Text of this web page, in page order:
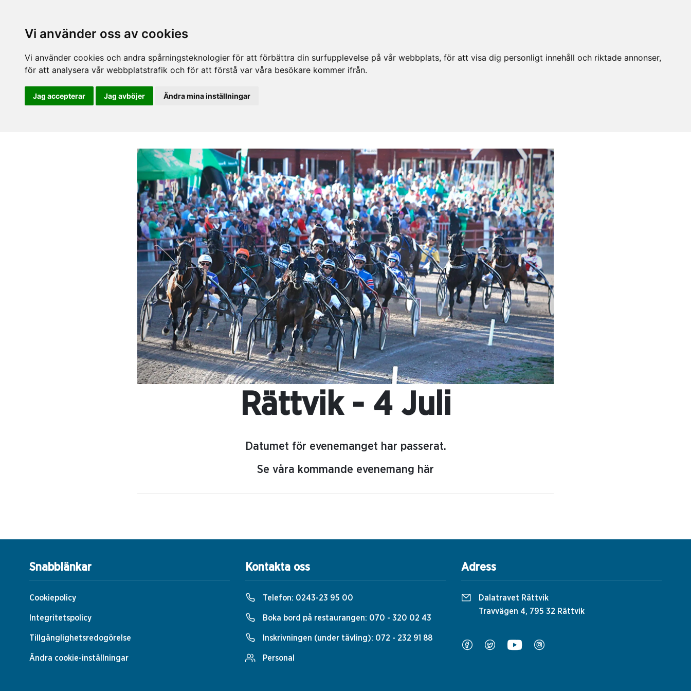
Vi använder oss av cookies
Vi använder cookies och andra spårningsteknologier för att förbättra din surfupplevelse på vår webbplats, för att visa dig personligt innehåll och riktade annonser,
för att analysera vår webbplatstrafik och för att förstå var våra besökare kommer ifrån.
Jag accepterar Jag avböjer Ändra mina inställningar
Rättvik - 4 Juli
Datumet för evenemanget har passerat.
Se våra kommande evenemang här
Snabblänkar
Cookiepolicy
Integritetspolicy
Tillgänglighetsredogörelse
Ändra cookie-inställningar
Kontakta oss
Telefon: 0243-23 95 00
Boka bord på restaurangen: 070 - 320 02 43
Inskrivningen (under tävling): 072 - 232 91 88
Personal
Adress
Dalatravet Rättvik
Travvägen 4, 795 32 Rättvik